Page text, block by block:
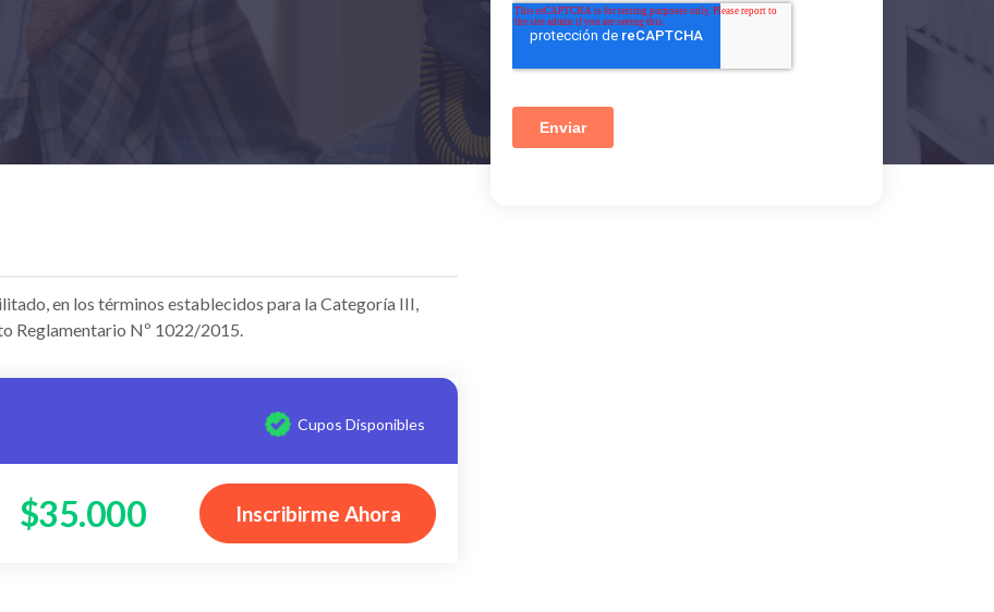
en los términos establecidos para la Categoría III,
Reglamentario Nº 1022/2015.
Cupos Disponibles
$35.000 Inscribirme Ahora